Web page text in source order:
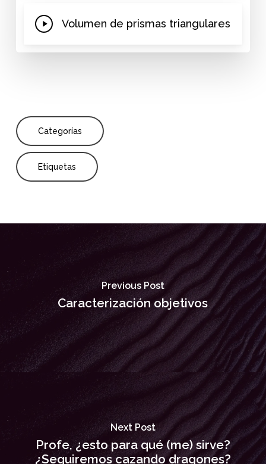
Play
Volumen de prismas triangulares
Categorías
Etiquetas
Previous Post
Caracterización objetivos
Next Post
Profe, ¿esto para qué (me) sirve?
¿Seguiremos cazando dragones?